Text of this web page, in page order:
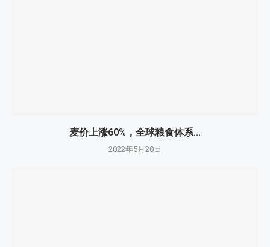
麦价上涨60%，全球粮食体系...
2022年5月20日